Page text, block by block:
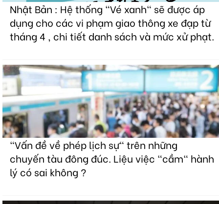
Nhật Bản : Hệ thống "Vé xanh" sẽ được áp
dụng cho các vi phạm giao thông xe đạp từ
tháng 4 , chi tiết danh sách và mức xử phạt.
"Vấn đề về phép lịch sự" trên những
chuyến tàu đông đúc. Liệu việc "cầm" hành
lý có sai không ?